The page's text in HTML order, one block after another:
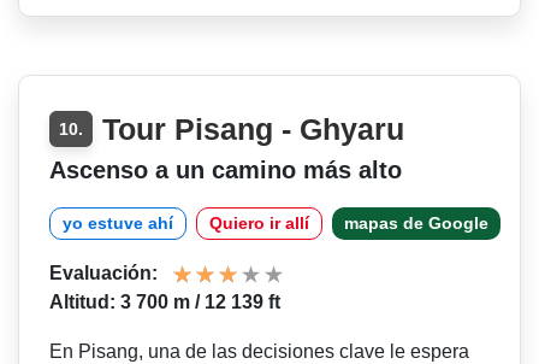
10. Tour Pisang - Ghyaru
Ascenso a un camino más alto
yo estuve ahí Quiero ir allí mapas de Google
Evaluación:
Altitud: 3 700 m / 12 139 ft
En Pisang, una de las decisiones clave le espera